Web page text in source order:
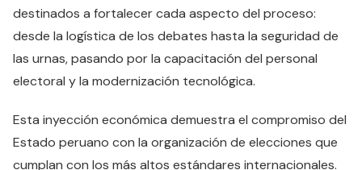
destinados a fortalecer cada aspecto del proceso:
desde la logística de los debates hasta la seguridad de
las urnas, pasando por la capacitación del personal
electoral y la modernización tecnológica.
Esta inyección económica demuestra el compromiso del
Estado peruano con la organización de elecciones que
cumplan con los más altos estándares internacionales.